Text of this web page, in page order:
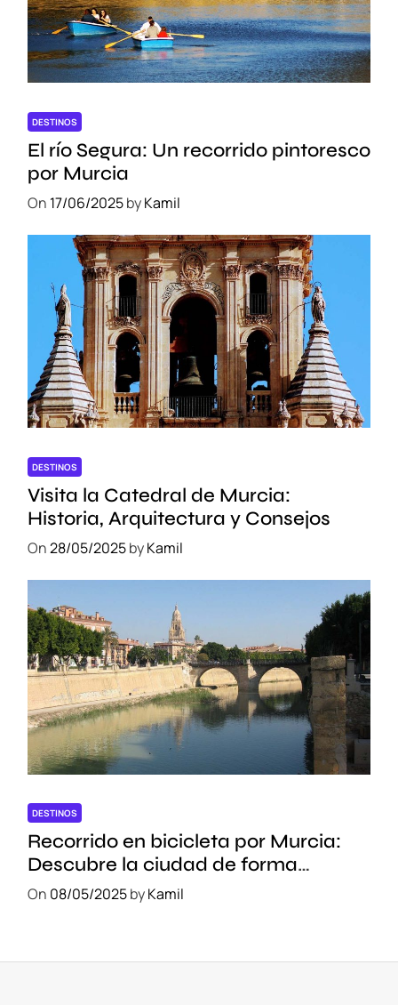
DESTINOS
El río Segura: Un recorrido pintoresco
por Murcia
On 17/06/2025byKamil
DESTINOS
Visita la Catedral de Murcia:
Historia, Arquitectura y Consejos
On28/05/2025byKamil
DESTINOS
Recorrido en bicicleta por Murcia:
Descubre la ciudad de forma
sostenible
On 08/05/2025byKamil